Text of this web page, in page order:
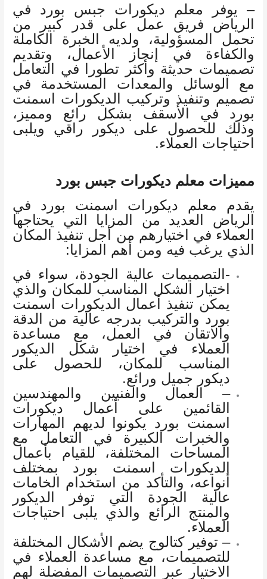
– يوفر معلم ديكورات جبس بورد في
الرياض فريق عمل على قدر كبير من
تحمل المسؤولية، ولديه الخبرة الكاملة
والكفاءة في إنجاز الأعمال، وتقديم
تصميمات حديثة وأكثر تطورا في التعامل
مع الوسائل والمعدات المستخدمة في
تصميم وتنفيذ وتركيب الديكورات اسمنت
بورد في الأسقف بشكل رائع ومميز،
وذلك للحصول على ديكور راقي ويلبى
احتياجات العملاء.
مميزات معلم ديكورات جبس بورد
يقدم معلم ديكورات اسمنت بورد في
الرياض العديد من المزايا التي يحتاجها
العملاء في اختيارهم من أجل تنفيذ المكان
الذي يرغب فيه ومن أهم المزايا:
-التصميمات عالية الجودة، سواء في
اختيار الشكل المناسب للمكان والذي
يمكن تنفيذ أعمال الديكورات اسمنت
بورد والتركيب بدرجه عالية من الدقة
والاتقان في العمل، مع مساعدة
العملاء في اختيار شكل الديكور
المناسب للمكان، للحصول على
ديكور جميل ورائع.
– العمال والفنيين والمهندسين
القائمين على أعمال ديكورات
اسمنت بورد يكونوا لديهم المهارات
والخبرات الكبيرة في التعامل مع
المساحات المختلفة، للقيام بأعمال
الديكورات اسمنت بورد بمختلف
أنواعه، والتأكد من استخدام الخامات
عالية الجودة التي توفر الديكور
والمنتج الرائع والذي يلبى احتياجات
العملاء.
– توفير كتالوج يضم الأشكال المختلفة
للتصميمات، مع مساعدة العملاء في
الاختيار عبر التصميمات المفضلة لهم